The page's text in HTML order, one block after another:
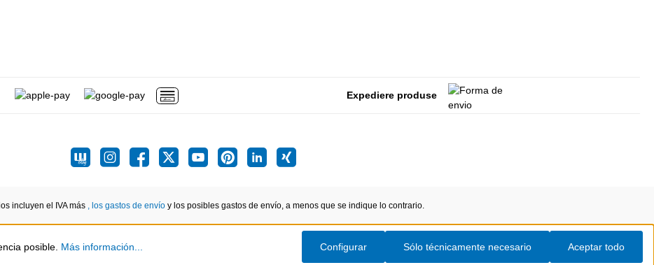
Expediere produse
incluyen el IVA más , los gastos de envíoy los posibles gastos de envío, a menos que se indique lo contrario.
posible. Más información... Sólo técnicamente necesario
Configurar Aceptar todo